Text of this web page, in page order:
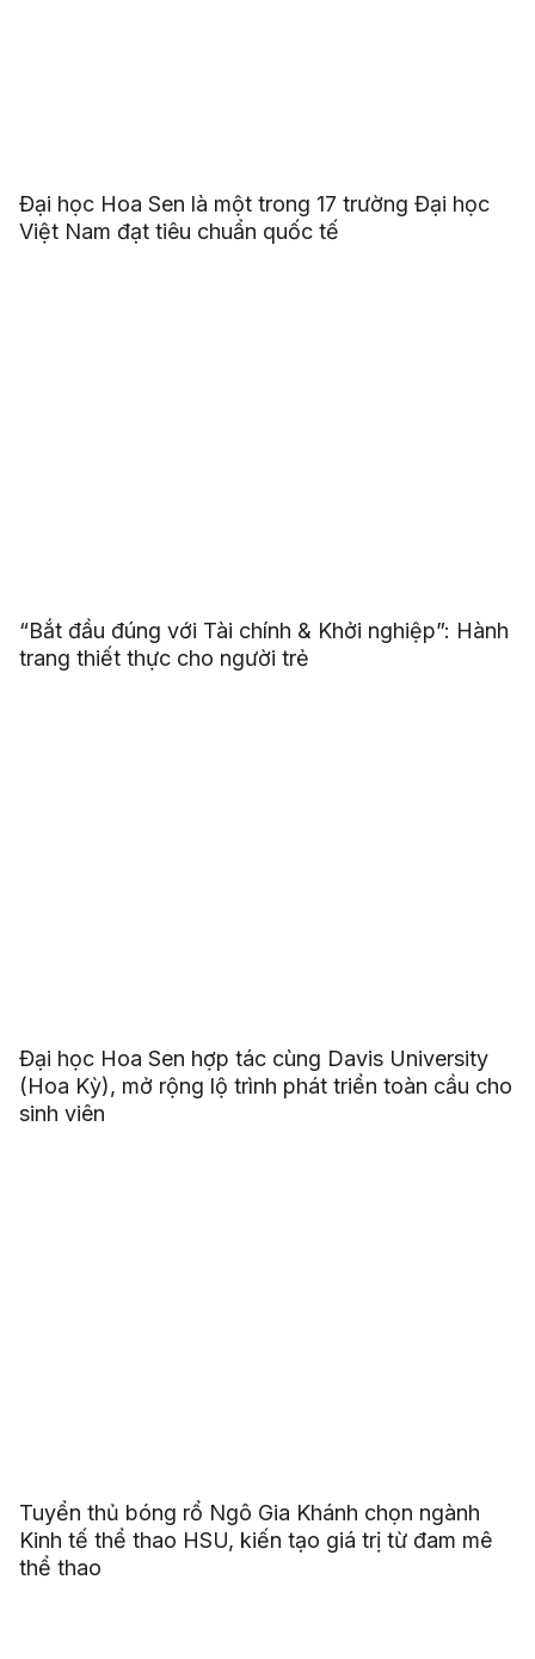
Đại học Hoa Sen là một trong 17 trường Đại học
Việt Nam đạt tiêu chuẩn quốc tế
“Bắt đầu đúng với Tài chính & Khởi nghiệp”: Hành
trang thiết thực cho người trẻ
Đại học Hoa Sen hợp tác cùng Davis University
(Hoa Kỳ), mở rộng lộ trình phát triển toàn cầu cho
sinh viên
Tuyển thủ bóng rổ Ngô Gia Khánh chọn ngành
Kinh tế thể thao HSU, kiến tạo giá trị từ đam mê
thể thao